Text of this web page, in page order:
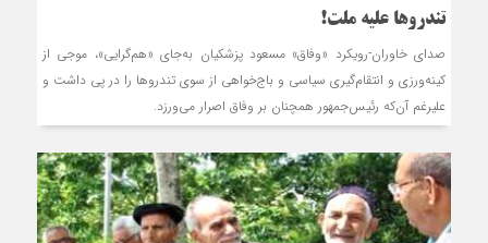
تندروها علیه ملت!
صدای خاوران-رويکرد «وفاق» مسعود پزشکيان به‌جاي «هم‌گرايي»، موجي از
کينه‌ورزي و انتقام‌گيري سياسي و باج‌خواهي از سوي تندروها را در پي داشت و
عليرغم آن‌که رئيس‌جمهور همچنان بر وفاق اصرار مي‌ورزد.